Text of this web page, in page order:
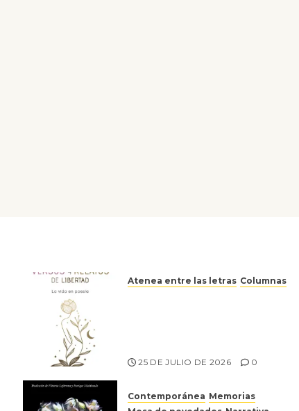
Atenea entre las letras Columnas
25 DE JULIO DE 2026 0
Contemporánea Memorias